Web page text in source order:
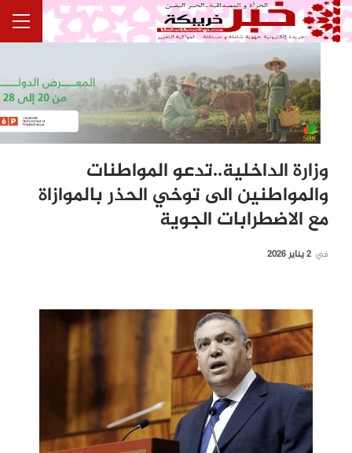
وزارة الداخلية..تدعو المواطنات
والمواطنين الى توخي الحذر بالموازاة
مع الاضطرابات الجوية
في 2 يناير 2026